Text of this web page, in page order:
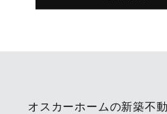
オスカーホームの新築不